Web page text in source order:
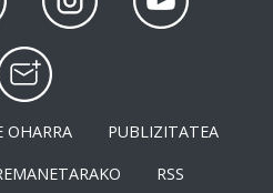
OHARRA
PUBLIZITATEA
RSS